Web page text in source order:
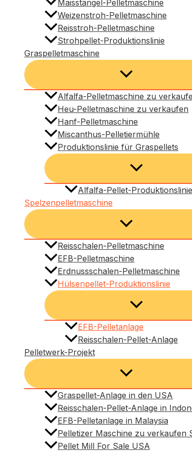
Maisstängel-Pelletmaschine
Weizenstroh-Pelletmaschine
Reisstroh-Pelletmaschine
Strohpellet-Produktionslinie
Graspelletmaschine
Alfalfa-Pelletmaschine zu
Heu-Pelletmaschine zu verkaufen
Hanf-Pelletmaschine
Miscanthus-Pelletiermühle
Produktionslinie für Graspellets
Alfalfa-Pellet-Produktionslinie
Spelzenpelletmaschine
Reisschalen-Pelletmaschine
EFB-Pelletmaschine
Erdnussschalen-Pelletmaschine
Hülsenpellet-Produktionslinie
EFB-Pelletanlage
Reisschalen-Pellet-Anlage
Pelletwerk-Projekt
Graspellet-Anlage in den USA
Reisschalen-Pellet-Anlage in
EFB-Pelletanlage in Malaysia
Pelletizer Maschine zu verkaufen
Pellet Mill For Sale USA